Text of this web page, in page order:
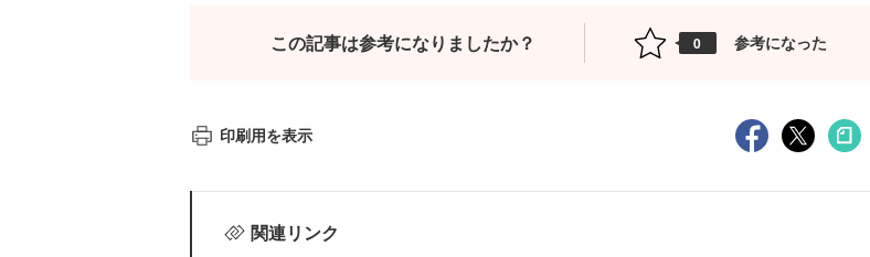
この記事は参考になりましたか？ 0 参考になった
印刷用を表示
関連リンク